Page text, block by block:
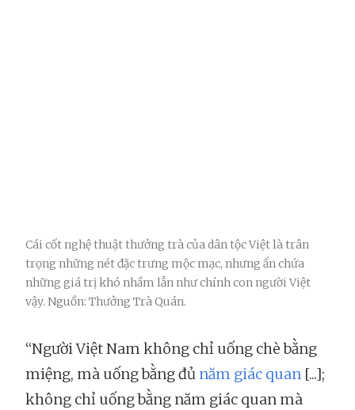
Cái cốt nghệ thuật thưởng trà của dân tộc Việt là trân
trọng những nét đặc trưng mộc mạc, nhưng ẩn chứa
những giá trị khó nhầm lẫn như chính con người Việt
vậy. Nguồn: Thưởng Trà Quán.
“Người Việt Nam không chỉ uống chè bằng
miệng, mà uống bằng đủ năm giác quan [...];
không chỉ uống bằng năm giác quan mà